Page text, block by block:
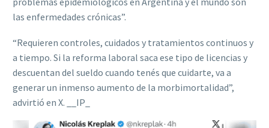
las enfermedades crónicas”.
“Requieren controles, cuidados y tratamientos continuos y
a tiempo. Si la reforma laboral saca ese tipo de licencias y
descuentan del sueldo cuando tenés que cuidarte, va a
generar un inmenso aumento de la morbimortalidad”,
advirtió en X. __IP_